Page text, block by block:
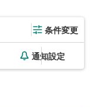
条件変更
通知設定